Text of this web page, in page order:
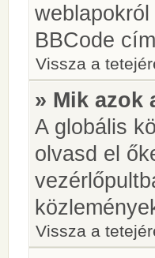
BBCode
Vissza a
» Mik azok
A globális
olvasd el
Vissza a